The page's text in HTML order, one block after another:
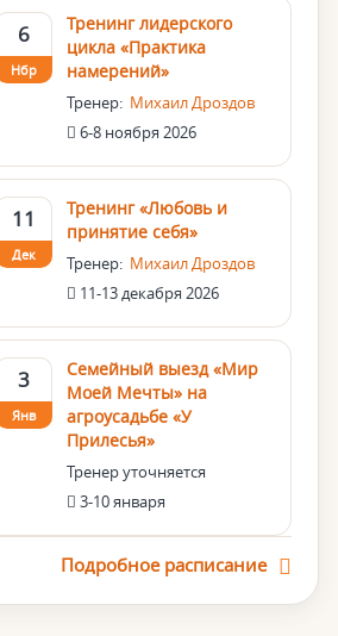
6
Нбр
Тренинг лидерского
цикла «Практика
намерений»
Тренер: Михаил Дроздов
6-8 ноября 2026
11
Дек
Тренинг «Любовь и
принятие себя»
Тренер: Михаил Дроздов
11-13 декабря 2026
3
Янв
Семейный выезд «Мир
Моей Мечты» на
агроусадьбе «У
Прилесья»
Тренер уточняется
3-10 января
Подробное расписание